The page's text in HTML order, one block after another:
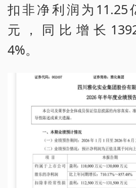
扣非净利润为
元，同比增长
4%。